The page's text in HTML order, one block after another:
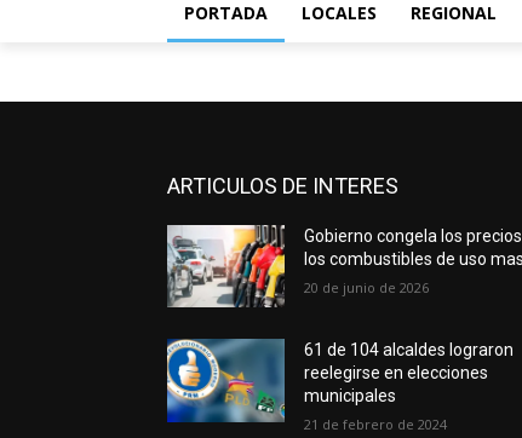
PORTADA LOCALES REGIONAL
ARTICULOS DE INTERES
Gobierno congela los
los combustibles de uso
20 de junio de 2026
61 de 104 alcaldes lograron
reelegirse en elecciones
municipales
21 de febrero de 2024